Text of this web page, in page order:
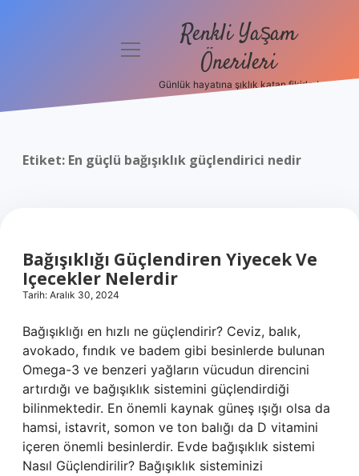
Politikası
menüyü
Renkli Yaşam
Önerileri
Günlük hayatına şıklık katan fikirler!
Etiket: En güçlü bağışıklık güçlendirici nedir
Bağışıklığı Güçlendiren Yiyecek Ve
Içecekler Nelerdir
Tarih: Aralık 30, 2024
Bağışıklığı en hızlı ne güçlendirir? Ceviz, balık,
avokado, fındık ve badem gibi besinlerde bulunan
Omega-3 ve benzeri yağların vücudun direncini
artırdığı ve bağışıklık sistemini güçlendirdiği
bilinmektedir. En önemli kaynak güneş ışığı olsa da
hamsi, istavrit, somon ve ton balığı da D vitamini
içeren önemli besinlerdir. Evde bağışıklık sistemi
Nasıl Güçlendirilir? Bağışıklık sisteminizi